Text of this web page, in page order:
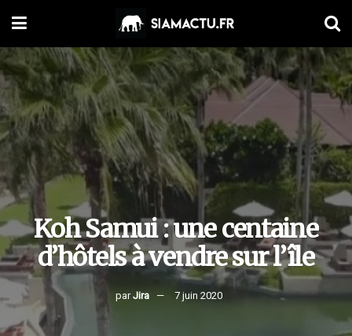
Koh Samui : une centaine
d’hôtels à vendre sur l’île
par Jira 7 juin 2020